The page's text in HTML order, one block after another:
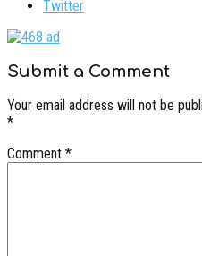
Twitter
Submit a Comment
Your email address will not be
*
Comment *